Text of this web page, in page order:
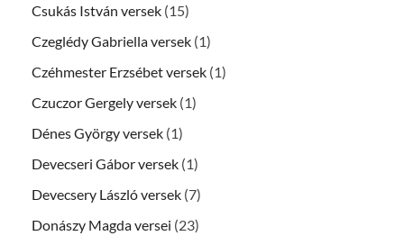
Csukás István versek (15)
Czeglédy Gabriella versek (1)
Czéhmester Erzsébet versek (1)
Czuczor Gergely versek (1)
Dénes György versek (1)
Devecseri Gábor versek (1)
Devecsery László versek (7)
Donászy Magda versei (23)